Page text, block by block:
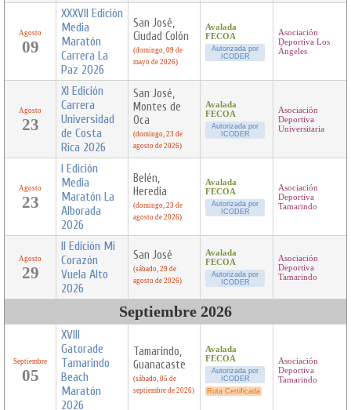
Agosto
09
XXXVII Edición
Media
Maratón
Carrera La
Paz 2026
San José,
Ciudad Colón
(domingo, 09 de
mayo de 2026)
Avalada
FECOA
Autorizada por
ICODER
Asociación
Deportiva Los
Ángeles
Agosto
23
XI Edición
Carrera
Universidad
de Costa
Rica 2026
San José,
Montes de
Oca
(domingo, 23 de
agosto de 2026)
Avalada
FECOA
Autorizada por
ICODER
Asociación
Deportiva
Universitaria
Agosto
23
I Edición
Media
Maratón La
Alborada
2026
Belén,
Heredia
(domingo, 23 de
agosto de 2026)
Avalada
FECOA
Autorizada por
ICODER
Asociación
Deportiva
Tamarindo
Agosto
29
II Edición Mi
Corazón
Vuela Alto
2026
San José
(sábado, 29 de
agosto de 2026)
Avalada
FECOA
Autorizada por
ICODER
Asociación
Deportiva
Tamarindo
Septiembre 2026
Septiembre
05
XVIII
Gatorade
Tamarindo
Beach
Maratón
2026
Tamarindo,
Guanacaste
(sábado, 05 de
septiembre de 2026)
Avalada
FECOA
Autorizada por
ICODER
Ruta Certificada
Asociación
Deportiva
Tamarindo